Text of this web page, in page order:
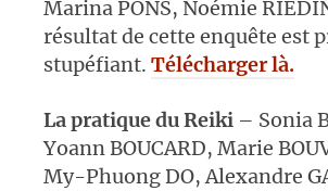
Marina PONS, Noémie
résultat de cette enquête est
stupéfiant. Télécharger là.
La pratique du Reiki – Sonia
Yoann BOUCARD, Marie
My-Phuong DO, Alexandre